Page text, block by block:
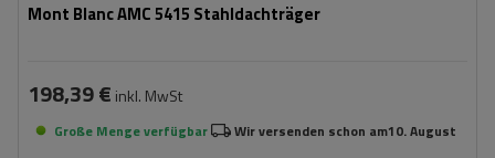
Mont Blanc AMC 5415 Stahldachträger
198,39 € inkl. MwSt
Große Menge verfügbar Wir versenden schon am10. August